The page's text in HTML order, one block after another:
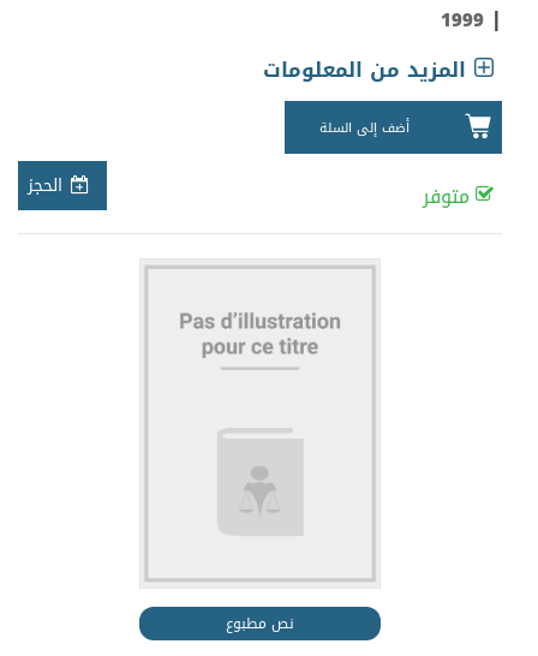
|
1999
المزيد من المعلومات
أضف إلى السلة
الحجز متوفر
نص مطبوع